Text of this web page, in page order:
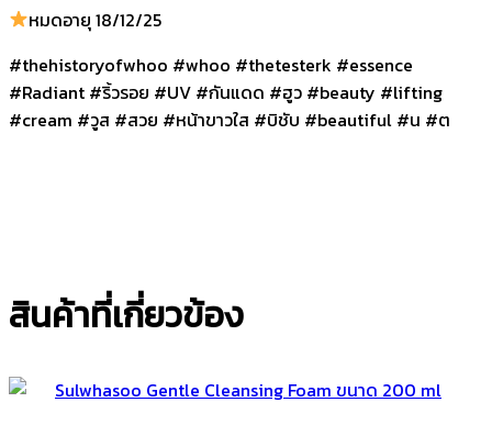
หมดอายุ 18/12/25
#thehistoryofwhoo #whoo #thetesterk #essence
#Radiant #ริ้วรอย #UV #กันแดด #ฮูว #beauty #lifting
#cream #วูส #สวย #หน้าขาวใส #บิชับ #beautiful #น #ต
สินค้าที่เกี่ยวข้อง